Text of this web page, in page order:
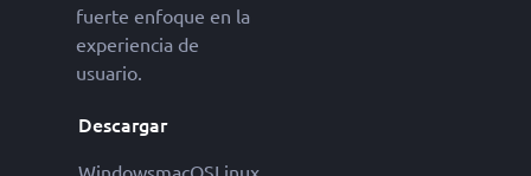
fuerte enfoque en la
experiencia de
usuario.
Descargar
WindowsmacOSLinux